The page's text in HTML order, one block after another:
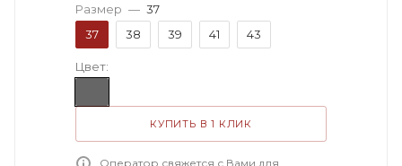
Размер — 37
37
38 39 41 43
Цвет:
КУПИТЬ В 1 КЛИК
Оператор свяжется с Вами для